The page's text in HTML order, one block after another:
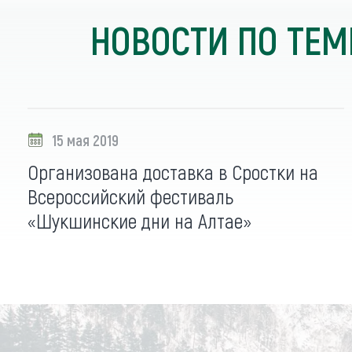
НОВОСТИ ПО
15 мая 2019
Организована доставка в Сростки на
Всероссийский фестиваль
«Шукшинские дни на Алтае»